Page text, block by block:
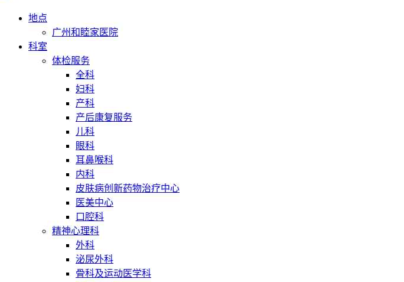
地点
广州和睦家医院
科室
体检服务
全科
妇科
产科
产后康复服务
儿科
眼科
耳鼻喉科
内科
皮肤病创新药物治疗中心
医美中心
口腔科
精神心理科
外科
泌尿外科
骨科及运动医学科